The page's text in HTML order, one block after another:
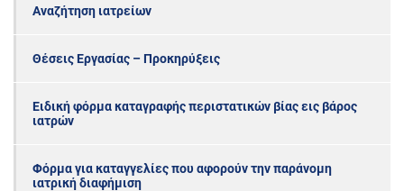
Αναζήτηση ιατρείων
Θέσεις Εργασίας – Προκηρύξεις
Ειδική φόρμα καταγραφής περιστατικών βίας εις βάρος
ιατρών
Φόρμα για καταγγελίες που αφορούν την παράνομη
ιατρική διαφήμιση